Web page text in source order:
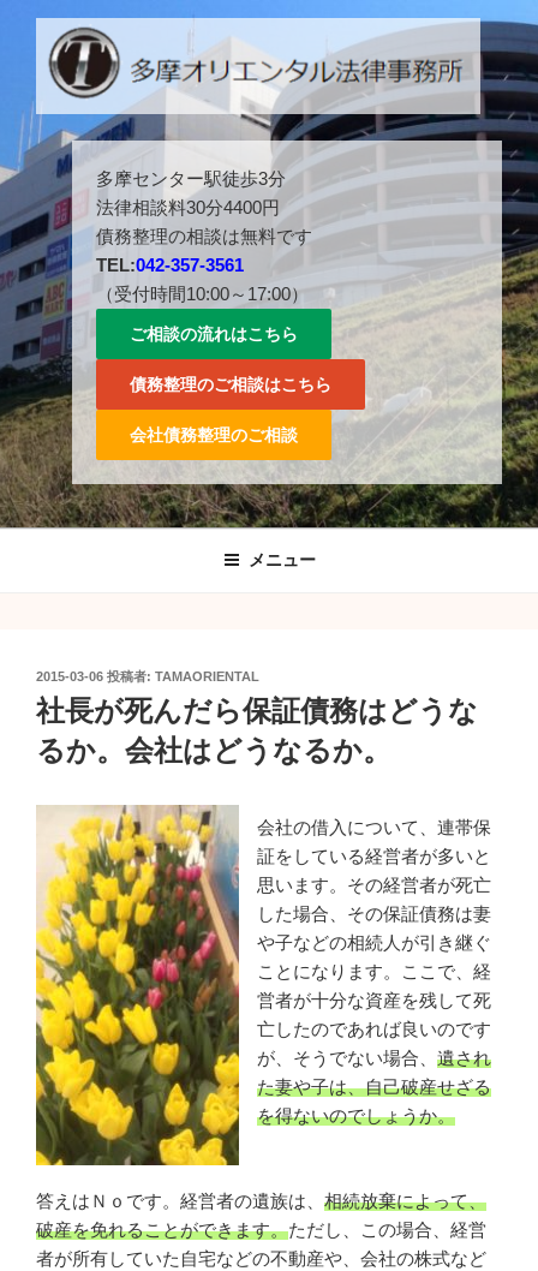
ス
ッ
プ
多摩センター駅徒歩３分。042-357-3561。
多摩センター駅徒歩3分
法律相談料30分4400円
債務整理の相談は無料です
TEL:042-357-3561
（受付時間10:00～17:00）
ご相談の流れはこちら
債務整理のご相談はこちら
会社債務整理のご相談
メニュー
投
稿
日:
2015-03-06 投稿者: TAMAORIENTAL
社長が死んだら保証債務はどうな
るか。会社はどうなるか。
会社の借入について、連帯保
証をしている経営者が多いと
思います。その経営者が死亡
した場合、その保証債務は妻
や子などの相続人が引き継ぐ
ことになります。ここで、経
営者が十分な資産を残して死
亡したのであれば良いのです
が、そうでない場合、 遺され
た妻や子は、自己破産せざる
を得ないのでしょうか。
答えはＮｏです。経営者の遺族は、 相続放棄によって、
破産を免れることができます。ただし、この場合、経営
者が所有していた自宅などの不動産や、会社の株式など